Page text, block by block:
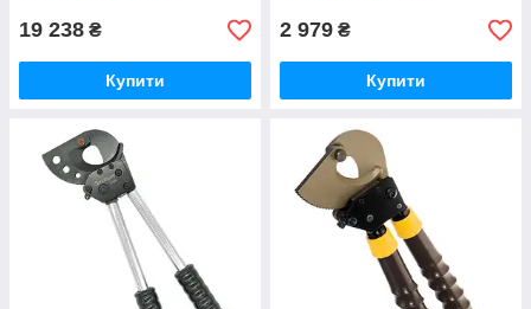
19 238 ₴
Купити
2 979 ₴
Купити